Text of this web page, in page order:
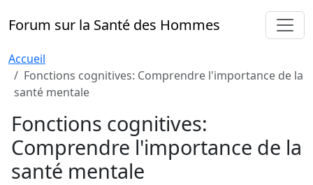
Forum sur la Santé des Hommes
Accueil
Fonctions cognitives: Comprendre l'importance de la
santé mentale
Fonctions cognitives:
Comprendre l'importance de la
santé mentale